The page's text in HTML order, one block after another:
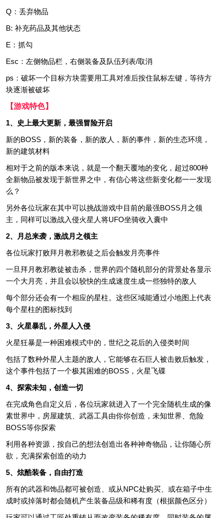
Q：丢弃物品
B: 补充药品及其他状态
E：抓勾
Esc：左侧物品栏，右侧装备及队伍列表/取消
ps：破坏一个目标方块需要用工具对准后按住鼠标左键，等待方
块逐渐被破坏
【游戏特色】
1、史上最大更新，最强冒险开启
新的BOSS，新的装备，新的敌人，新的事件，新的生态环境，
新的建筑材料
相对于之前的版本来说，就是一个翻天覆地的变化，超过800种
全新物品被发现于新世界之中，有信心将这些新变化都一一发现
么？
另外各位玩家在其中可以挑战游戏中目前的最强BOSS月之领
主，同样可以激战入侵火星人将UFO坐骑收入囊中
2、月总来袭，激战月之领主
各位玩家打败拜月教邪教徒之后会触发月亮事件
一旦拜月教邪教徒被击杀，世界的四个随机部分的背景处各显示
一个大月亮，并且会以较快的生成速度生成一些独特的敌人
每个部分还会有一个相应的星柱。这些区域能通过小地图上代表
每个星柱的图标找到
3、火星暴乱，外星人入侵
火星狂暴是一种困难模式中的，世纪之花后的入侵类时间
包括了数种外星人主题的敌人，它能够在石巨人被击败后触发，
这个事件包括了一个极其困难的BOSS，火星飞碟
4、探索未知，创造一切
在完成角色自定义后，各位玩家就进入了一个完全随机生成的像
素世界中，房屋建筑、武器工具由你你创造，未知世界、危险
BOSS等你探索
利用各种资源，按自己的想法创造出各种神奇物品，让你随心所
欲，充满探索创造的动力
5、炫酷装备，自由打造
所有的武器和饰品都可被创造、或从NPC处购买、或在箱子中生
成时或掉落时都会随机产生装备品级和稀有度（根据颜色区分）